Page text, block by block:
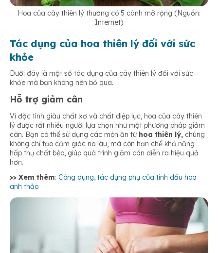
Hoa của cây thiên lý thường có 5 cánh mở rộng (Nguồn:
Internet)
Tác dụng của hoa thiên lý đối với sức
khỏe
Dưới đây là một số tác dụng của cây thiên lý đối với sức
khỏe mà bạn không nên bỏ qua.
Hỗ trợ giảm cân
Vì đặc tính giàu chất xơ và chất diệp lục, hoa của cây thiên
lý được rất nhiều người lựa chọn như một phương pháp giảm
cân. Bạn có thể sử dụng các món ăn từ hoa thiên lý, chúng
không chỉ tạo cảm giác no lâu, mà còn hạn chế khả năng
hấp thụ chất béo, giúp quá trình giảm cân diễn ra hiệu quả
hơn.
>> Xem thêm: Công dụng, tác dụng phụ của tinh dầu hoa
anh thảo